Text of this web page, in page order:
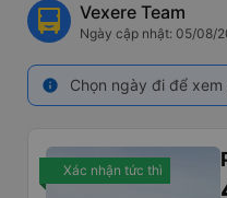
Vexere Team
Ngày cập nhật: 05/08/
info Chọn ngày đi để
Xác nhận tức thì